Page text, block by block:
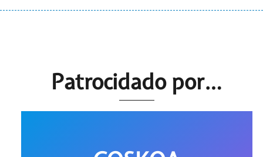
Patrocidado por…